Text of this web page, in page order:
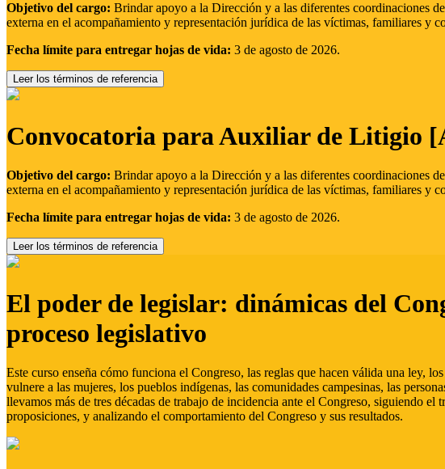
Objetivo del cargo: Brindar apoyo a la Dirección y a las diferentes coordinaciones
externa en el acompañamiento y representación jurídica de las víctimas, familiares y
Fecha límite para entregar hojas de vida: 3 de agosto de 2026.
Leer los términos de referencia
Convocatoria para Auxiliar de Litigio
Objetivo del cargo: Brindar apoyo a la Dirección y a las diferentes coordinaciones
externa en el acompañamiento y representación jurídica de las víctimas, familiares y
Fecha límite para entregar hojas de vida: 3 de agosto de 2026.
Leer los términos de referencia
El poder de legislar: dinámicas del
proceso legislativo
Este curso enseña cómo funciona el Congreso, las reglas que hacen válida una ley,
vulnere a las mujeres, los pueblos indígenas, las comunidades campesinas, las
llevamos más de tres décadas de trabajo de incidencia ante el Congreso, siguiendo
proposiciones, y analizando el comportamiento del Congreso y sus resultados.